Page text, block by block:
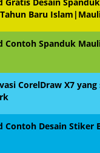
Baru
Contoh Spanduk
CorelDraw X7
Contoh Desain Stiker